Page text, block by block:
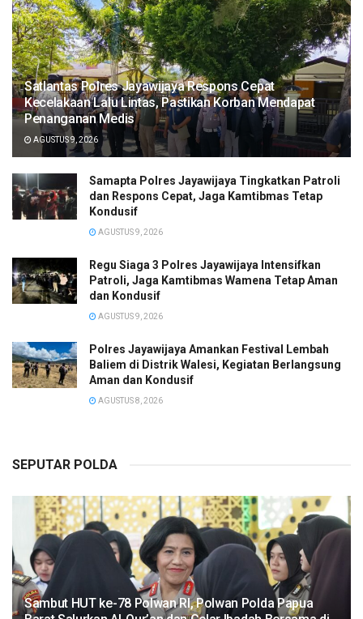
Satlantas Polres Jayawijaya Respons Cepat
Kecelakaan Lalu Lintas, Pastikan Korban Mendapat
Penanganan Medis
AGUSTUS 9, 2026
Samapta Polres Jayawijaya Tingkatkan Patroli
dan Respons Cepat, Jaga Kamtibmas Tetap
Kondusif
AGUSTUS 9, 2026
Regu Siaga 3 Polres Jayawijaya Intensifkan
Patroli, Jaga Kamtibmas Wamena Tetap Aman
dan Kondusif
AGUSTUS 9, 2026
Polres Jayawijaya Amankan Festival Lembah
Baliem di Distrik Walesi, Kegiatan Berlangsung
Aman dan Kondusif
AGUSTUS 8, 2026
SEPUTAR POLDA
Sambut HUT ke-78 Polwan RI, Polwan Polda Papua